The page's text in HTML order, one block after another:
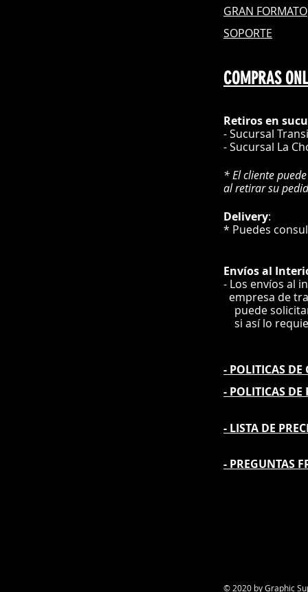
GRAN FORMATO
SOPORTE
COMPRAS
Retiros en
- Sucursal
- Sucursal La
* El cliente
al retirar su
Delivery
* Puedes
Envíosal
- Los envíos al
empresa de
puede
si así lo
- POLITICAS
- POLITICAS DE
- LISTA DE
- PREGUNTAS
© 2020 by Graphic